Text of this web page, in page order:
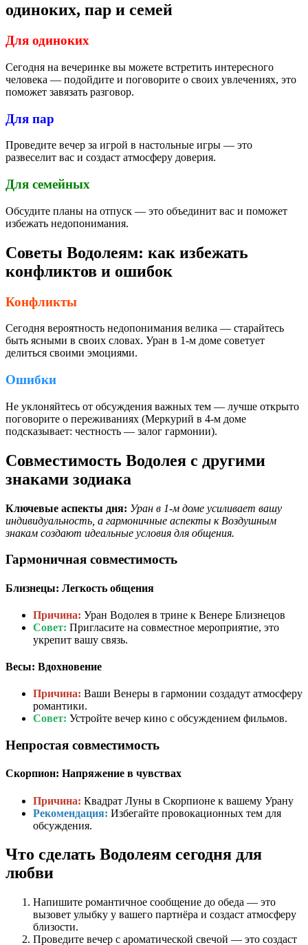
одиноких, пар и семей
Для одиноких
Сегодня на вечеринке вы можете встретить интересного
человека — подойдите и поговорите о своих увлечениях, это
поможет завязать разговор.
Для пар
Проведите вечер за игрой в настольные игры — это
развеселит вас и создаст атмосферу доверия.
Для семейных
Обсудите планы на отпуск — это объединит вас и поможет
избежать недопонимания.
Советы Водолеям: как избежать
конфликтов и ошибок
Конфликты
Сегодня вероятность недопонимания велика — старайтесь
быть ясными в своих словах. Уран в 1-м доме советует
делиться своими эмоциями.
Ошибки
Не уклоняйтесь от обсуждения важных тем — лучше открыто
поговорите о переживаниях (Меркурий в 4-м доме
подсказывает: честность — залог гармонии).
Совместимость Водолея с другими
знаками зодиака
Ключевые аспекты дня: Уран в 1-м доме усиливает вашу
индивидуальность, а гармоничные аспекты к Воздушным
знакам создают идеальные условия для общения.
Гармоничная совместимость
Близнецы: Легкость общения
Причина: Уран Водолея в трине к Венере Близнецов
Совет: Пригласите на совместное мероприятие, это
укрепит вашу связь.
Весы: Вдохновение
Причина: Ваши Венеры в гармонии создадут атмосферу
романтики.
Совет: Устройте вечер кино с обсуждением фильмов.
Непростая совместимость
Скорпион: Напряжение в чувствах
Причина: Квадрат Луны в Скорпионе к вашему Урану
Рекомендация: Избегайте провокационных тем для
обсуждения.
Что сделать Водолеям сегодня для
любви
Напишите романтичное сообщение до обеда — это
вызовет улыбку у вашего партнёра и создаст атмосферу
близости.
Проведите вечер с ароматической свечой — это создаст